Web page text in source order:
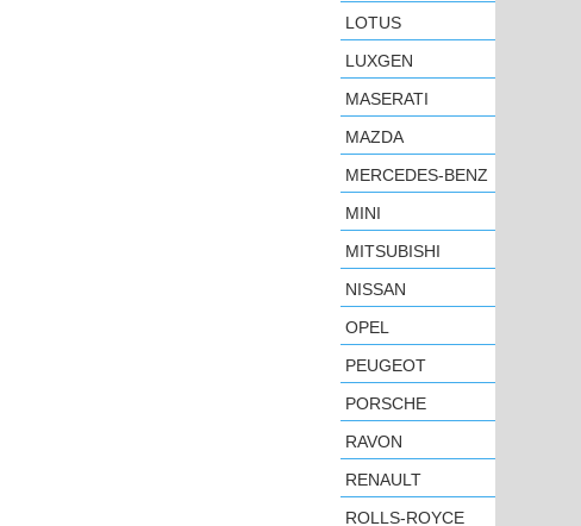
LOTUS
LUXGEN
MASERATI
MAZDA
MERCEDES-BENZ
MINI
MITSUBISHI
NISSAN
OPEL
PEUGEOT
PORSCHE
RAVON
RENAULT
ROLLS-ROYCE